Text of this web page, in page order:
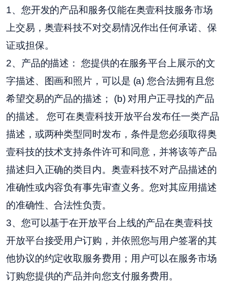
1、您开发的产品和服务仅能在奥壹科技服务市场
上交易，奥壹科技不对交易情况作出任何承诺、保
证或担保。
2、产品的描述： 您提供的在服务平台上展示的文
字描述、图画和照片，可以是 (a) 您合法拥有且您
希望交易的产品的描述； (b) 对用户正寻找的产品
的描述。 您可在奥壹科技开放平台发布任一类产品
描述，或两种类型同时发布，条件是您必须取得奥
壹科技的技术支持条件许可和同意，并将该等产品
描述归入正确的类目内。奥壹科技不对产品描述的
准确性或内容负有事先审查义务。您对其应用描述
的准确性、合法性负责。
3、您可以基于在开放平台上线的产品在奥壹科技
开放平台接受用户订购，并依照您与用户签署的其
他协议的约定收取服务费用；用户可以在服务市场
订购您提供的产品并向您支付服务费用。